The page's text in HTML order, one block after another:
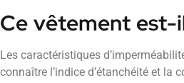
Ce vêtement est-
Les caractéristiques
connaître l’indice d’étanchéité et la